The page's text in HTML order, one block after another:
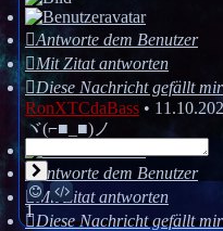
Antworte dem Benutzer
Mit Zitat antworten
Diese Nachricht gefällt mir
RonXTCdaBass •
ヾ(⌐■_■)ノ
Antworte dem Benutzer
Mit Zitat antworten
Diese Nachricht gefällt mir
Senden
SmiliesBBCodes
1